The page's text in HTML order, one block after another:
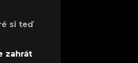
si teď
zahrát